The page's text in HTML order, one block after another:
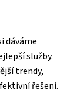
dáváme
služby.
trendy,
řešení.